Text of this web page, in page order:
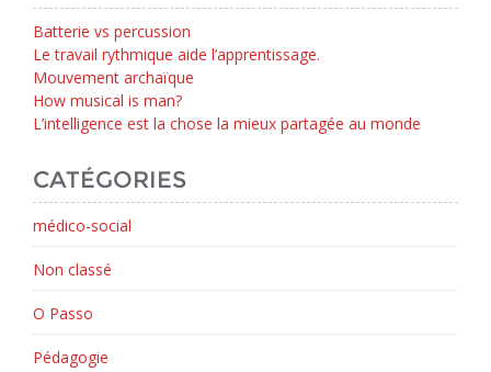
Batterie vs percussion
Le travail rythmique aide l’apprentissage.
Mouvement archaïque
How musical is man?
L’intelligence est la chose la mieux partagée au monde
CATÉGORIES
médico-social
Non classé
O Passo
Pédagogie